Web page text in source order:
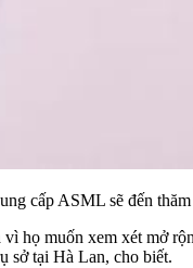
cấp ASML sẽ đến
vì họ muốn xem xét mở
sở tại Hà Lan, cho biết.